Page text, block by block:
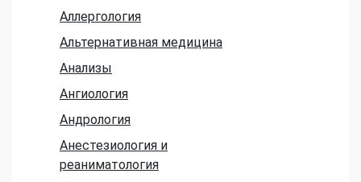
Аллергология
Альтернативная медицина
Анализы
Ангиология
Андрология
Анестезиология и
реаниматология